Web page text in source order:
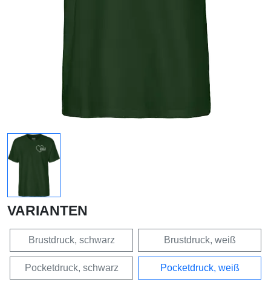
VARIANTEN
Brustdruck, schwarz Brustdruck, weiß
Pocketdruck, schwarz Pocketdruck, weiß